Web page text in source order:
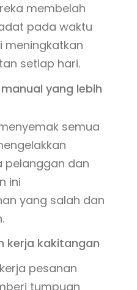
membelah
pada waktu
meningkatkan
setiap hari.
yang lebih
semua
pelanggan dan
ini
yang salah dan
kerja kakitangan
pesanan
tumpuan